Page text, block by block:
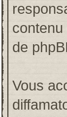
de
Vous